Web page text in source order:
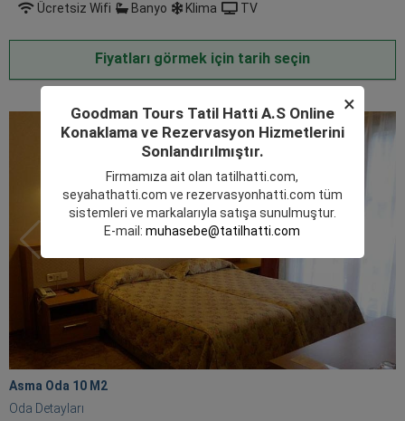
Ücretsiz Wifi Banyo Klima TV
Fiyatları görmek için tarih seçin
Asma Oda 10 M 2
Oda Detayları
×
Goodman Tours Tatil Hatti A.S Online
Konaklama ve Rezervasyon Hizmetlerini
Sonlandırılmıştır.
Firmamıza ait olan tatilhatti.com,
seyahathatti.com ve rezervasyonhatti.com tüm
sistemleri ve markalarıyla satışa sunulmuştur.
E-mail:muhasebe@tatilhatti.com